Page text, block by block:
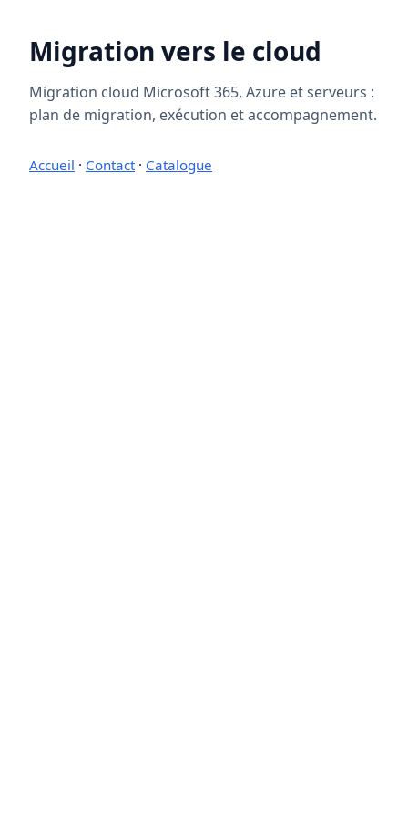
Migration vers le cloud
Migration cloud Microsoft 365, Azure et serveurs :
plan de migration, exécution et accompagnement.
Accueil · Contact· Catalogue